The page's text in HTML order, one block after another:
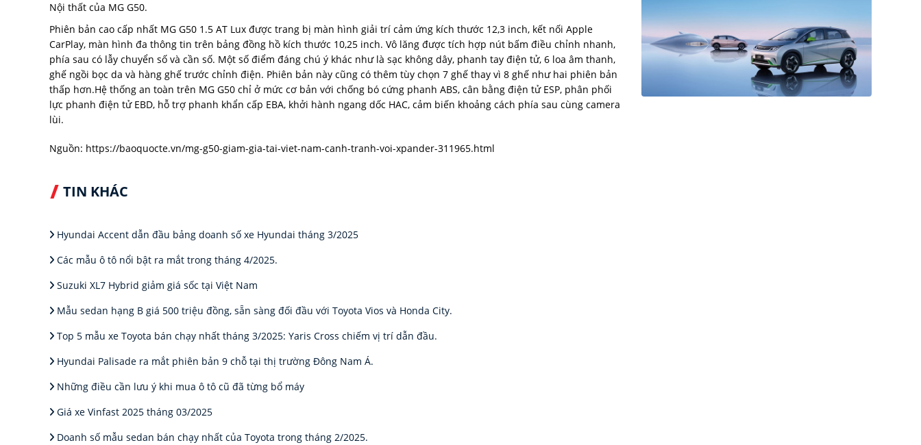
Nội thất của MG G50.
Phiên bản cao cấp nhất MG G50 1.5 AT Lux được trang bị màn hình giải trí cảm ứng kích thước 12,3 inch, kết nối Apple
CarPlay, màn hình đa thông tin trên bảng đồng hồ kích thước 10,25 inch. Vô lăng được tích hợp nút bấm điều chỉnh nhanh,
phía sau có lẫy chuyển số và cần số. Một số điểm đáng chú ý khác như là sạc không dây, phanh tay điện tử, 6 loa âm thanh,
ghế ngồi bọc da và hàng ghế trước chỉnh điện. Phiên bản này cũng có thêm tùy chọn 7 ghế thay vì 8 ghế như hai phiên bản
thấp hơn.Hệ thống an toàn trên MG G50 chỉ ở mức cơ bản với chống bó cứng phanh ABS, cân bằng điện tử ESP, phân phối
lực phanh điện tử EBD, hỗ trợ phanh khẩn cấp EBA, khởi hành ngang dốc HAC, cảm biến khoảng cách phía sau cùng camera
lùi.
Nguồn: https://baoquocte.vn/mg-g50-giam-gia-tai-viet-nam-canh-tranh-voi-xpander-311965.html
TIN KHÁC
Hyundai Accent dẫn đầu bảng doanh số xe Hyundai tháng 3/2025
Các mẫu ô tô nổi bật ra mắt trong tháng 4/2025.
Suzuki XL7 Hybrid giảm giá sốc tại Việt Nam
Mẫu sedan hạng B giá 500 triệu đồng, sẵn sàng đối đầu với Toyota Vios và Honda City.
Top 5 mẫu xe Toyota bán chạy nhất tháng 3/2025: Yaris Cross chiếm vị trí dẫn đầu.
Hyundai Palisade ra mắt phiên bản 9 chỗ tại thị trường Đông Nam Á.
Những điều cần lưu ý khi mua ô tô cũ đã từng bổ máy
Giá xe Vinfast 2025 tháng 03/2025
Doanh số mẫu sedan bán chạy nhất của Toyota trong tháng 2/2025.